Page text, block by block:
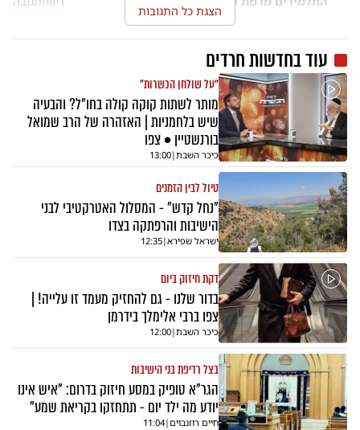
הצגת כל התגובות
עוד בחדשות חרדים
"על שולחן הכשרות"
מותר לשתות קוקה קולה בחו"ל? והבעיה
שיש בלחמניות | האזהרה של הרב שמואל
בורנשטיין • צפו
כיכר השבת|
13:00
טיול לבין הזמנים
"נחל קדש" - המסלול האטרקטיבי לבני
הישיבות והרפתקה בצדו
ישראל שפירא|
12:35
דקת חיזוק ביום
בדור שלנו - גם להחזיק מעמד זו עלייה! |
צפו ברבי אלימלך בידרמן
כיכר השבת|
12:00
בצל רדיפת בני הישיבות
הגר"א טופיק במסע חיזוק בדרום: "איש אינו
יודע מה ילד יום - תתחזקו בקריאת שמע"
חיים רוזנבוים|
11:04